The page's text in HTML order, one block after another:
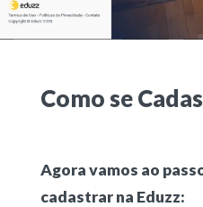
Como se
Agora vamos ao
cadastrar na Eduzz: